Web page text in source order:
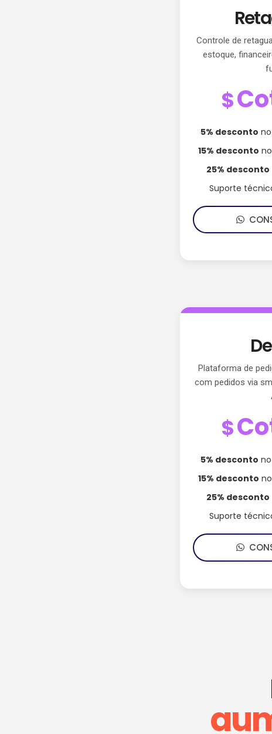
Controle de
estoque,
$
5% desconto
15% desconto
25% desconto
Suporte
Plataforma de
com pedidos via
$
5% desconto
15% desconto
25% desconto
Suporte